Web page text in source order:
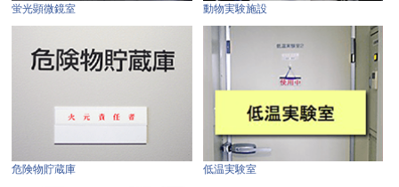
蛍光顕微鏡室 動物実験施設
危険物貯蔵庫 低温実験室